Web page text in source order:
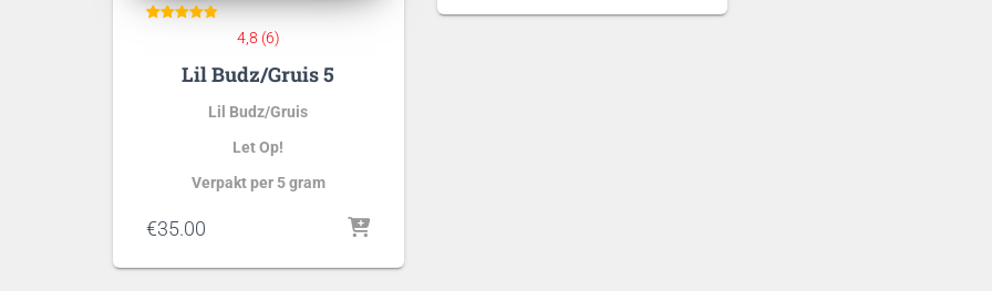
op 5
gebaseerd
waarderinge
4,8 (6)
Lil Budz/Gruis 5
Lil Budz/Gruis
Let Op!
Verpakt per 5 gram
€35.00